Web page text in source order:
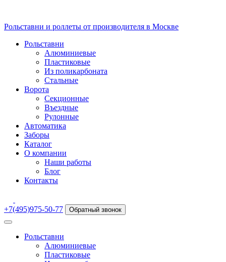
Рольставни и роллеты от производителя в Москве
Рольставни
Алюминиевые
Пластиковые
Из поликарбоната
Стальные
Ворота
Секционные
Въездные
Рулонные
Автоматика
Заборы
Каталог
О компании
Наши работы
Блог
Контакты
+7(495)975-50-77 Обратный звонок
Рольставни
Алюминиевые
Пластиковые